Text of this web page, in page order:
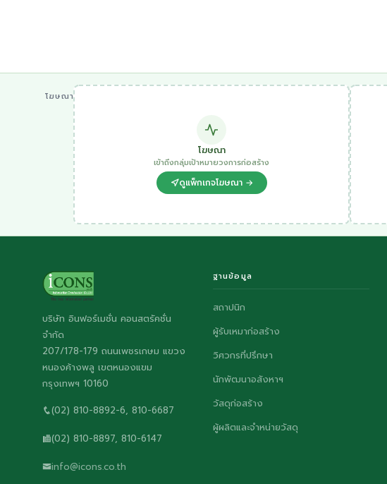
โฆษณา
โฆษณา
เข้าถึงกลุ่มเป้าหมายวงการก่อสร้าง
ดูแพ็กเกจโฆษณา →
บริษัท อินฟอร์เมชั่น คอนสตรัคชั่น
จำกัด
207/178-179 ถนนเพชรเกษม แขวง
หนองค้างพลู เขตหนองแขม
กรุงเทพฯ 10160
(02) 810-8892-6, 810-6687
(02) 810-8897, 810-6147
info@icons.co.th
ฐานข้อมูล
สถาปนิก
ผู้รับเหมาก่อสร้าง
วิศวกรที่ปรึกษา
นักพัฒนาอสังหาฯ
วัสดุก่อสร้าง
ผู้ผลิตและจำหน่ายวัสดุ